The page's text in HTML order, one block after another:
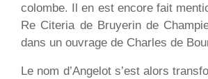
colombe. Il en est encore fait
Re Citeria de Bruyerin de
dans un ouvrage de Charles de
Le nom d’Angelot s’est alors